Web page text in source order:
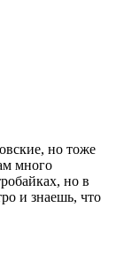
но тоже
много
но в
и знаешь, что